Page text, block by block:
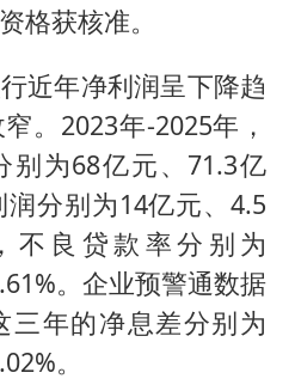
格获核准。
近年净利润呈下降趋
。2023年-2025年，
别为68亿元、71.3亿
分别为14亿元、4.5
不良贷款率分别为
。企业预警通数据
三年的净息差分别为
。